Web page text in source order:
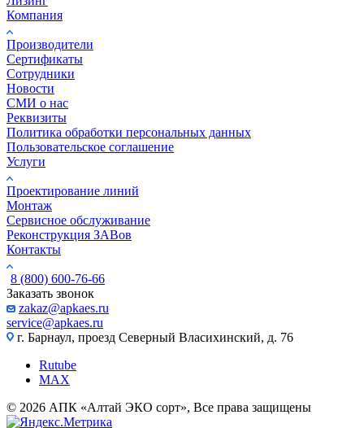
Компания
Производители
Сертификаты
Сотрудники
Новости
СМИ о нас
Реквизиты
Политика обработки персональных данных
Пользовательское соглашение
Услуги
Проектирование линий
Монтаж
Сервисное обслуживание
Реконструкция ЗАВов
Контакты
8 (800) 600-76-66
Заказать звонок
zakaz@apkaes.ru
service@apkaes.ru
г. Барнаул, проезд Северный Власихинский, д. 76
Rutube
MAX
© 2026 АПК «Алтай ЭКО сорт», Все права защищены